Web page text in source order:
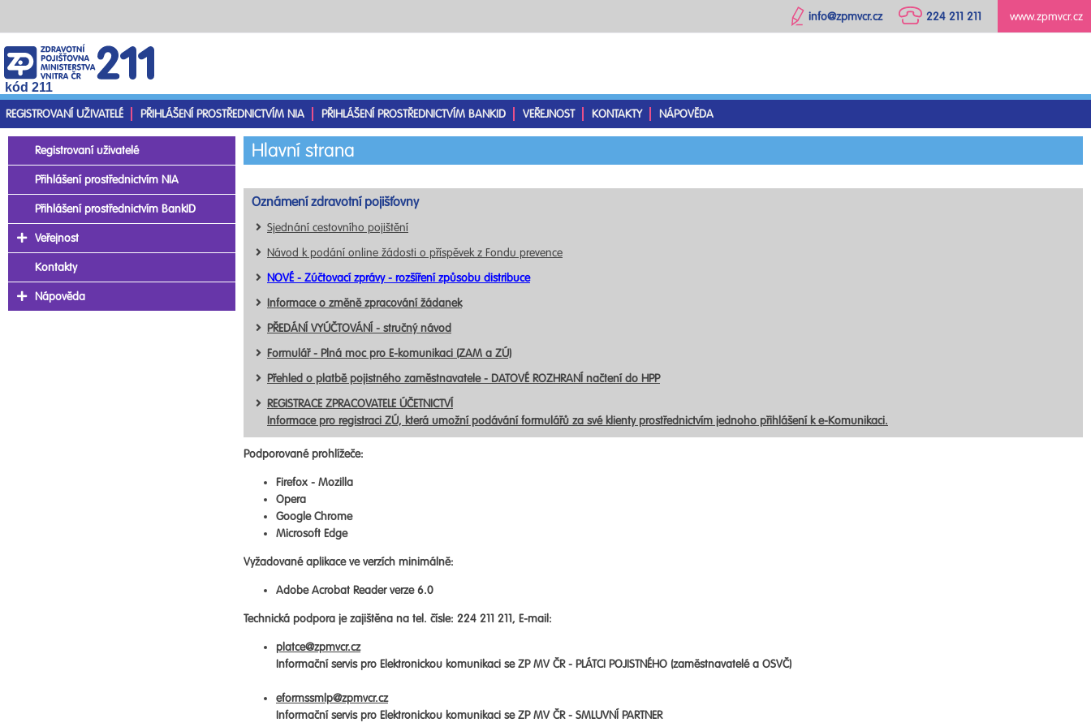
www.zpmvcr.cz
224 211 211
info@zpmvcr.cz
kód 211
REGISTROVANÍ UŽIVATELÉ
PŘIHLÁŠENÍ PROSTŘEDNICTVÍM NIA PŘIHLÁŠENÍ PROSTŘEDNICTVÍM BANKID VEŘEJNOST KONTAKTY NÁPOVĚDA
Hlavní strana
Oznámení zdravotní pojišťovny
Sjednání cestovního pojištění
Návod k podání online žádosti o příspěvek z Fondu prevence
NOVÉ - Zúčtovací zprávy - rozšíření způsobu distribuce
Informace o změně zpracování žádanek
PŘEDÁNÍ VYÚČTOVÁNÍ - stručný návod
Formulář - Plná moc pro E-komunikaci (ZAM a ZÚ)
Přehled o platbě pojistného zaměstnavatele - DATOVÉ ROZHRANÍ načtení do HPP
REGISTRACE ZPRACOVATELE ÚČETNICTVÍ
Informace pro registraci ZÚ, která umožní podávání formulářů za své klienty prostřednictvím jednoho přihlášení k e-Komunikaci.
Podporované prohlížeče:
Firefox - Mozilla
Opera
Google Chrome
Microsoft Edge
Vyžadované aplikace ve verzích minimálně:
Adobe Acrobat Reader verze 6.0
Technická podpora je zajištěna na tel. čísle: 224 211 211, E-mail:
platce@zpmvcr.cz
Informační servis pro Elektronickou komunikaci se ZP MV ČR - PLÁTCI POJISTNÉHO (zaměstnavatelé a OSVČ)
eformssmlp@zpmvcr.cz
Informační servis pro Elektronickou komunikaci se ZP MV ČR - SMLUVNÍ PARTNER
Registrovaní uživatelé
Přihlášení prostřednictvím NIA
Přihlášení prostřednictvím BankID
Veřejnost
Kontakty
Nápověda